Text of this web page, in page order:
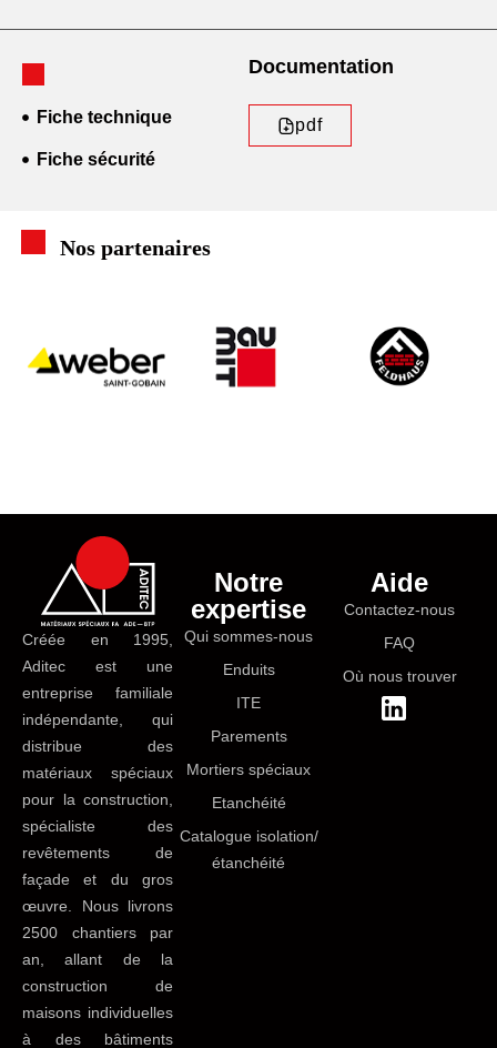
Documentation
Fiche technique
pdf
Fiche sécurité
Nos partenaires
Créée en 1995,
Aditec est une
entreprise familiale
indépendante, qui
distribue des
matériaux spéciaux
pour la construction,
spécialiste des
revêtements de
façade et du gros
œuvre. Nous livrons
2500 chantiers par
an, allant de la
construction de
maisons individuelles
à des bâtiments
Notre
expertise
Qui sommes-nous
Enduits
ITE
Parements
Mortiers spéciaux
Etanchéité
Catalogue isolation/
étanchéité
Aide
Contactez-nous
FAQ
Où nous trouver